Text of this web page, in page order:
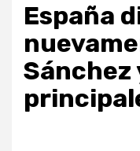
España
Sánchez